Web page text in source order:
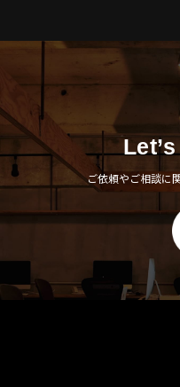
ご依頼やご相談に